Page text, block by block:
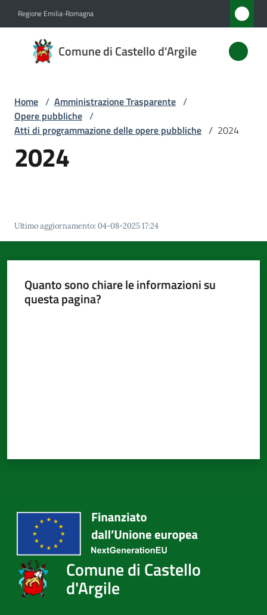
Regione Emilia-Romagna
Comune di Castello d'Argile
Comune
di
d'Argile
Amministrazione
Menu selezionato
Vivere
Castello
Home / Amministrazione Trasparente /
Opere pubbliche /
Atti di programmazione delle opere pubbliche / 2024
2024
Ultimo aggiornamento:04-08-2025 17:24
Quanto sono chiare le informazioni su
questa pagina?
Comune di Castello
d'Argile